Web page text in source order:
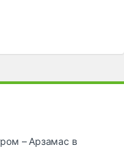
– Арзамас в